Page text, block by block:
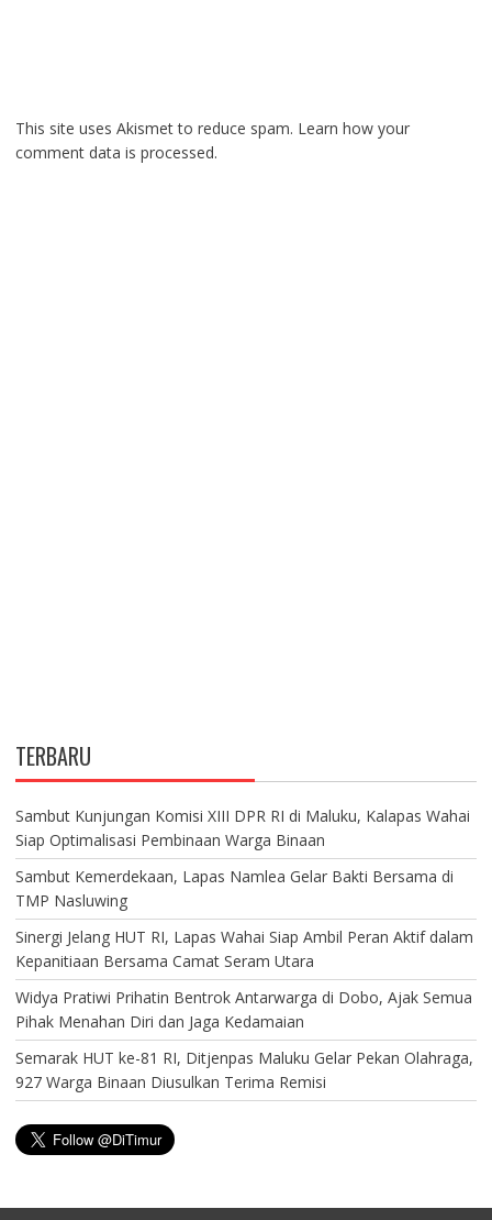
This site uses Akismet to reduce spam. Learn how your
comment data is processed.
TERBARU
Sambut Kunjungan Komisi XIII DPR RI di Maluku, Kalapas Wahai
Siap Optimalisasi Pembinaan Warga Binaan
Sambut Kemerdekaan, Lapas Namlea Gelar Bakti Bersama di
TMP Nasluwing
Sinergi Jelang HUT RI, Lapas Wahai Siap Ambil Peran Aktif dalam
Kepanitiaan Bersama Camat Seram Utara
Widya Pratiwi Prihatin Bentrok Antarwarga di Dobo, Ajak Semua
Pihak Menahan Diri dan Jaga Kedamaian
Semarak HUT ke-81 RI, Ditjenpas Maluku Gelar Pekan Olahraga,
927 Warga Binaan Diusulkan Terima Remisi